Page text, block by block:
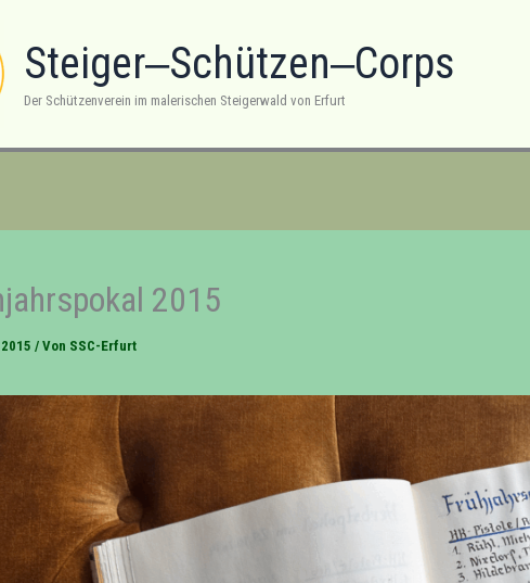
Steiger‒Schützen‒Corps
Der Schützenverein im malerischen Steigerwald von Erfurt
2015
/ Von SSC-Erfurt